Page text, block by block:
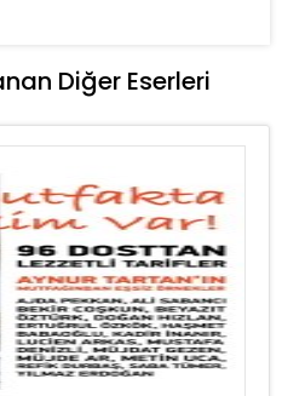
Diğer Eserleri